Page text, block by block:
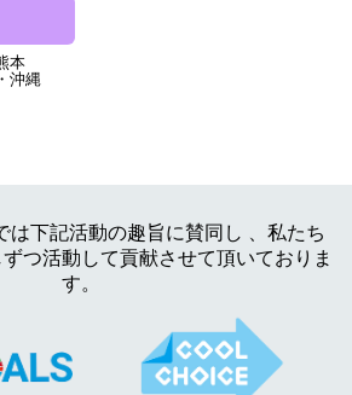
本
沖縄
は下記活動の趣旨に賛同し 、私たち
つ活動して貢献させて頂いておりま
す。